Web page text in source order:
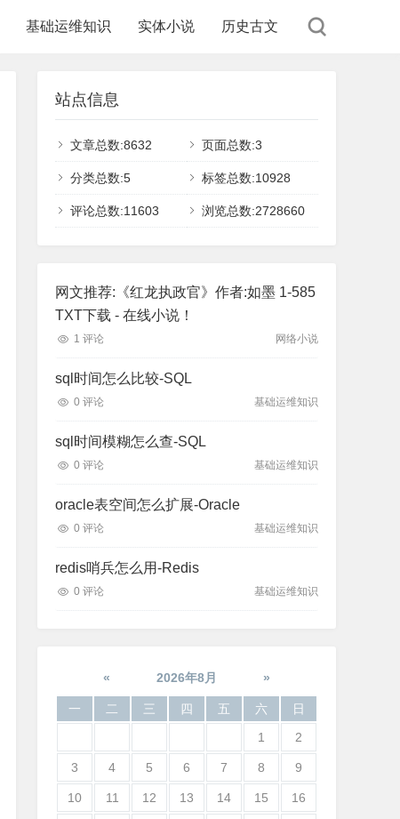
基础运维知识 实体小说 历史古文
站点信息
文章总数:8632 页面总数:3
分类总数:5 标签总数:10928
评论总数:11603 浏览总数:2728660
网文推荐:《红龙执政官》作者:如墨 1-585
TXT下载 - 在线小说！
1 评论 网络小说
sql时间怎么比较-SQL
0 评论 基础运维知识
sql时间模糊怎么查-SQL
0 评论 基础运维知识
oracle表空间怎么扩展-Oracle
0 评论 基础运维知识
redis哨兵怎么用-Redis
0 评论 基础运维知识
« 2026年8月 »
一 二 三 四 五 六
日
1
2
3 4 5 6 7 8 9
10 11 12 13 14 15 16